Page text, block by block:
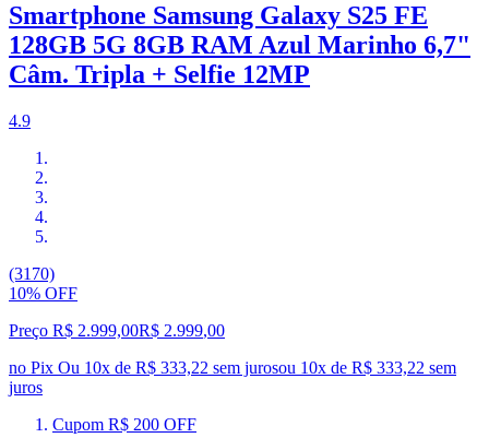
Smartphone Samsung Galaxy S25 FE
128GB 5G 8GB RAM Azul Marinho 6,7"
Câm. Tripla + Selfie 12MP
4.9
(3170)
10% OFF
Preço R$ 2.999,00R$ 2.999,00
no Pix Ou 10x de R$ 333,22 sem jurosou 10x de R$ 333,22 sem
juros
Cupom R$ 200 OFF